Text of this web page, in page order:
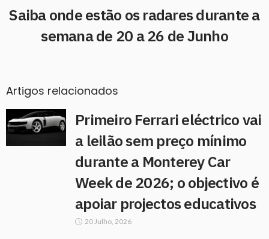
Saiba onde estão os radares durante a
semana de 20 a 26 de Junho
Artigos relacionados
Primeiro Ferrari eléctrico vai
a leilão sem preço mínimo
durante a Monterey Car
Week de 2026; o objectivo é
apoiar projectos educativos
20 Julho, 2026